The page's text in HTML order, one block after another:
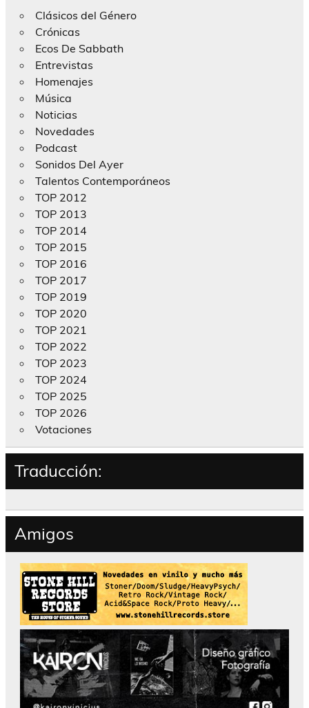
Clásicos del Género
Crónicas
Ecos De Sabbath
Entrevistas
Homenajes
Música
Noticias
Novedades
Podcast
Sonidos Del Ayer
Talentos Contemporáneos
TOP 2012
TOP 2013
TOP 2014
TOP 2015
TOP 2016
TOP 2017
TOP 2019
TOP 2020
TOP 2021
TOP 2022
TOP 2023
TOP 2024
TOP 2025
TOP 2026
Votaciones
Traducción:
Amigos